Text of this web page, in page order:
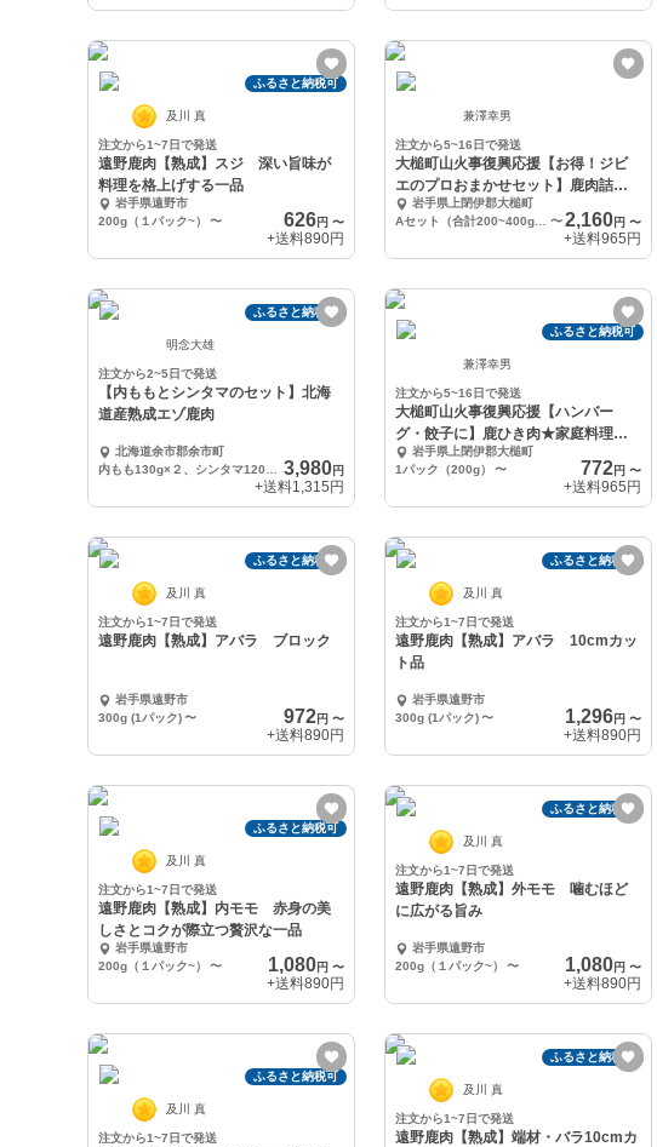
ふるさと納税可
及川 真
注文から1~7日で発送
遠野鹿肉【熟成】スジ 深い旨味が
料理を格上げする一品
岩手県遠野市
200g（１パック~）
〜 626円 〜
+送料890円
兼澤幸男
注文から5~16日で発送
大槌町山火事復興応援【お得！ジビ
エのプロおまかせセット】鹿肉詰め
合わせ
岩手県上閉伊郡大槌町
Aセット（合計200~400g程度）
〜 2,160円 〜
+送料965円
ふるさと納税可
明念大雄
注文から2~5日で発送
【内ももとシンタマのセット】北海
道産熟成エゾ鹿肉
北海道余市郡余市町
3,980円
+送料1,315円
ふるさと納税可
兼澤幸男
注文から5~16日で発送
大槌町山火事復興応援【ハンバー
グ・餃子に】鹿ひき肉★家庭料理な
んでも来い！☆
岩手県上閉伊郡大槌町
1パック（200g）
〜 772円 〜
+送料965円
ふるさと納税可
及川 真
注文から1~7日で発送
遠野鹿肉【熟成】アバラ ブロック
岩手県遠野市
300g (1パック)〜 972円 〜
+送料890円
ふるさと納税可
及川 真
注文から1~7日で発送
遠野鹿肉【熟成】アバラ 10cmカッ
ト品
岩手県遠野市
300g (1パック) 〜 1,296円 〜
+送料890円
ふるさと納税可
及川 真
注文から1~7日で発送
遠野鹿肉【熟成】内モモ 赤身の美
しさとコクが際立つ贅沢な一品
岩手県遠野市
200g（１パック~）
〜 1,080円 〜
+送料890円
ふるさと納税可
及川 真
注文から1~7日で発送
遠野鹿肉【熟成】外モモ 噛むほど
に広がる旨み
岩手県遠野市
200g（１パック~）
〜 1,080円 〜
+送料890円
ふるさと納税可
及川 真
注文から1~7日で発送
ふるさと納税可
及川 真
注文から1~7日で発送
遠野鹿肉【熟成】端材・バラ10cmカ